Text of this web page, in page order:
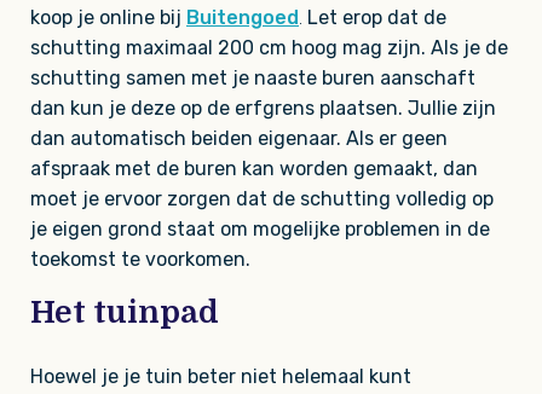
koop je online bij Buitengoed. Let erop dat de
schutting maximaal 200 cm hoog mag zijn. Als je de
schutting samen met je naaste buren aanschaft
dan kun je deze op de erfgrens plaatsen. Jullie zijn
dan automatisch beiden eigenaar. Als er geen
afspraak met de buren kan worden gemaakt, dan
moet je ervoor zorgen dat de schutting volledig op
je eigen grond staat om mogelijke problemen in de
toekomst te voorkomen.
Het tuinpad
Hoewel je je tuin beter niet helemaal kunt